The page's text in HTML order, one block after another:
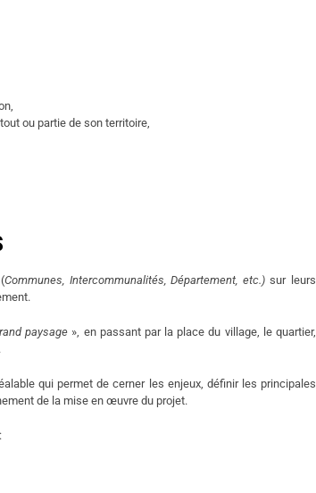
ou partie de son territoire,
Communes, Intercommunalités, Département, etc.)sur leurs
paysage », en passant par la place du village, le quartier,
qui permet de cerner les enjeux, définir les principales
de la mise en œuvre du projet.